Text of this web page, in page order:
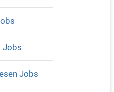
Jobs
Jobs